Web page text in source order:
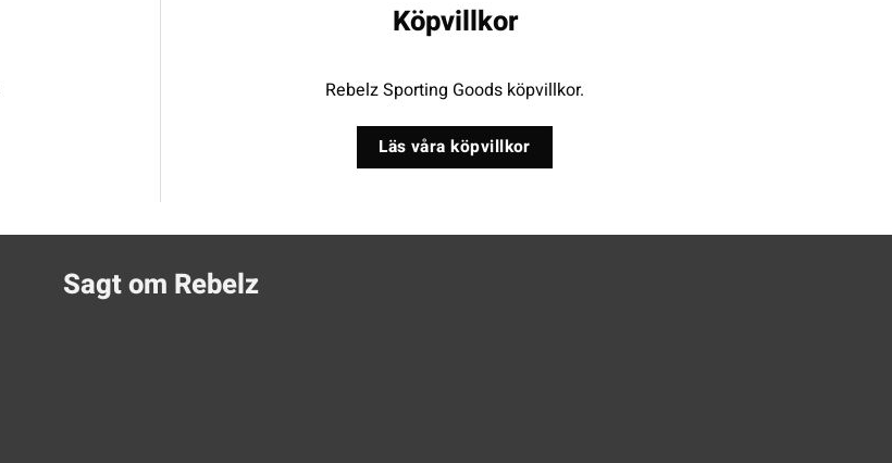
Köpvillkor
Rebelz Sporting Goods köpvillkor.
Läs våra köpvillkor
Sagt om Rebelz